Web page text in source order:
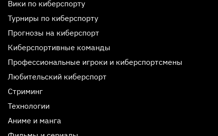
Вики по киберспорту
Турниры по киберспорту
Прогнозы на киберспорт
Киберспортивные команды
Профессиональные игроки и киберспортсмены
Любительский киберспорт
Стриминг
Технологии
Аниме и манга